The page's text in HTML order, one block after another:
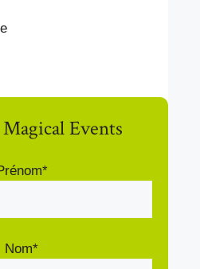
Events
Nom*